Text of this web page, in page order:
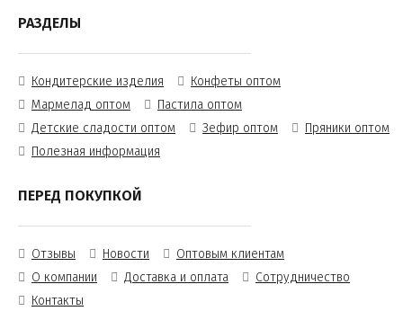
РАЗДЕЛЫ
Кондитерские изделия
Конфеты оптом
Мармелад оптом
Пастила оптом
Детские сладости оптом
Зефир оптом
Пряники оптом
Полезная информация
ПЕРЕД ПОКУПКОЙ
Отзывы Новости
Оптовым клиентам
О компании
Доставка и оплата
Сотрудничество
Контакты